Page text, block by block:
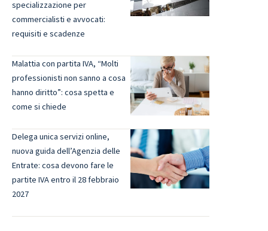
specializzazione per
commercialisti e avvocati:
requisiti e scadenze
Malattia con partita IVA, “Molti
professionisti non sanno a cosa
hanno diritto”: cosa spetta e
come si chiede
Delega unica servizi online,
nuova guida dell’Agenzia delle
Entrate: cosa devono fare le
partite IVA entro il 28 febbraio
2027